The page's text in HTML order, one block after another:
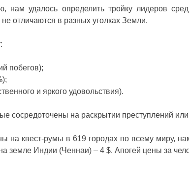
удалось определить тройку лидеров
отличаются в разных уголках Земли.
побегов);
и яркого удовольствия).
сосредоточены на раскрытии преступлений
на квест-румы в 619 городах по всему миру,
земле Индии (Ченнаи) – 4 $. Апогей цены за